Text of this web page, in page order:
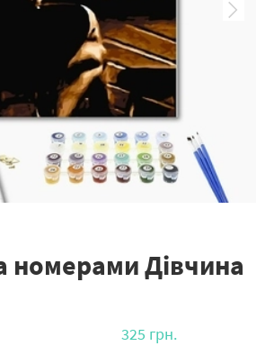
номерами Дівчина
325 грн.